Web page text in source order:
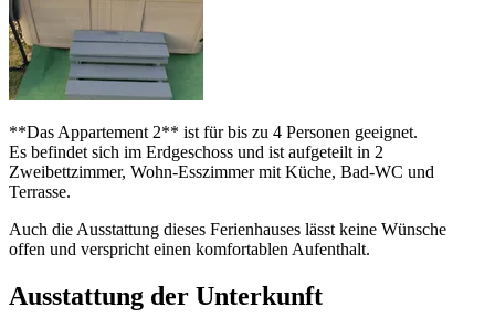
**Das Appartement 2** ist für bis zu 4 Personen geeignet.
Es befindet sich im Erdgeschoss und ist aufgeteilt in 2
Zweibettzimmer, Wohn-Esszimmer mit Küche, Bad-WC und
Terrasse.
Auch die Ausstattung dieses Ferienhauses lässt keine Wünsche
offen und verspricht einen komfortablen Aufenthalt.
Ausstattung der Unterkunft